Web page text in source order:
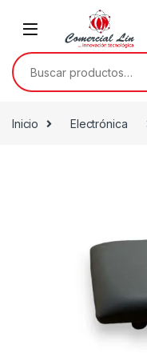
Inicio Electrónica